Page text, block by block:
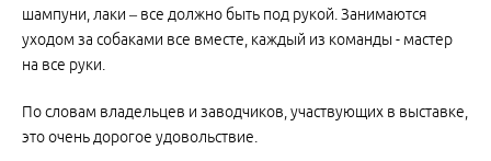
шампуни, лаки – все должно быть под рукой. Занимаются
уходом за собаками все вместе, каждый из команды - мастер
на все руки.
По словам владельцев и заводчиков, участвующих в выставке,
это очень дорогое удовольствие.